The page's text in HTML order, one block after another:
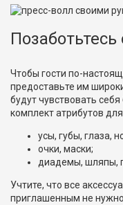
Позаботьтесь
Чтобы гости по-
предоставьте им
будут чувствовать
комплект атрибутов
усы, губы, глаза,
очки, маски;
диадемы, шляпы,
Учтите, что все
приглашенным не